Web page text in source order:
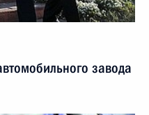
завода